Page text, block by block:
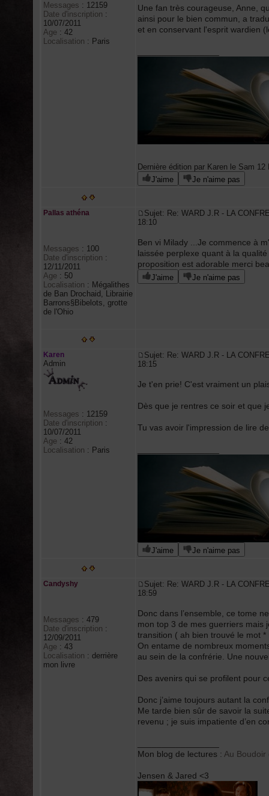
Messages : 12159
Date d'inscription :
10/07/2011
Age : 42
Localisation : Paris
Une fan très courageuse, Anne,
ainsi pour le bien commun, a
et en conservant l'esprit wardien
Dernière édition par Karen le Sam
J'aime
Je n'aime pas
Pallas athéna
Messages : 100
Date d'inscription :
12/11/2011
Age : 50
Localisation : Mégalithes
de Ban Drochaid, Librairie
Barrons§Bibelots, grotte
de l'Ohio
Sujet: Re: WARD J.R - LA
18:10
Ben vi Milady ...Je commence à
laissée perplexe quant à la
proposition est adorable merci
J'aime Je n'aime pas
Karen
Admin
Messages : 12159
Date d'inscription :
10/07/2011
Age : 42
Localisation : Paris
Sujet: Re: WARD J.R - LA
18:15
Je t'en prie! C'est vraiment un
Dès que je rentres ce soir et que
Tu vas avoir l'impression de lire
J'aime Je n'aime pas
Candyshy
Messages : 479
Date d'inscription :
12/09/2011
Age : 43
Localisation : derrière
mon livre
Sujet: Re: WARD J.R - LA
18:59
Donc dans l’ensemble, ce tome
mon top 3 de mes guerriers
transition ( ah bien trouvé le mot
On entame de nombreux
au sein de la confrérie. Une
Des avenirs qui se profilent pour
Donc j’aime toujours autant la
Me tarde bien sûr de savoir la
revenu ; je suis impatiente d’en
Mon blog de lectures : Au Boudoir
Jensen & Jared <3